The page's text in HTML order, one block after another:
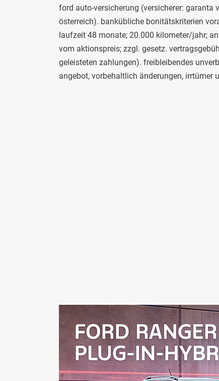
ford auto-versicherung (versicherer: garanta
österreich). bankübliche bonitätskriterien
laufzeit 48 monate; 20.000 kilometer/jahr;
vom aktionspreis; zzgl. gesetz.
geleisteten zahlungen). freibleibendes
angebot, vorbehaltlich änderungen, irrtümer